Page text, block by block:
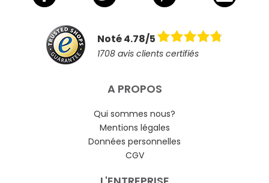
Noté 4.78/5
1708 avis clients certifiés
A PROPOS
Qui sommes nous?
Mentions légales
Données personnelles
CGV